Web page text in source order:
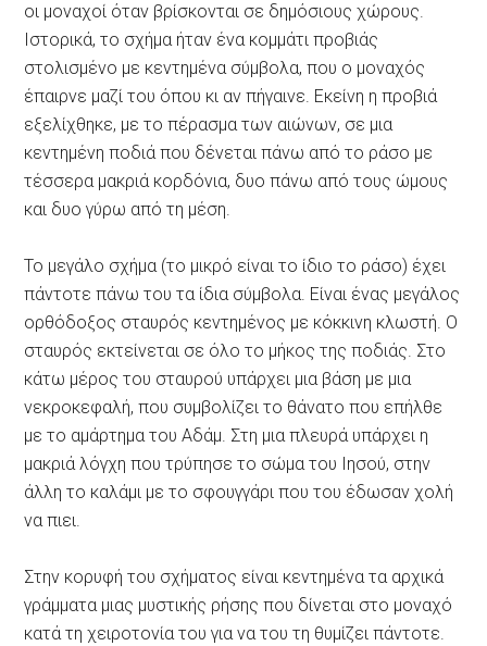
οι μοναχοί όταν βρίσκονται σε δημόσιους χώρους.
Ιστορικά, το σχήμα ήταν ένα κομμάτι προβιάς
στολισμένο με κεντημένα σύμβολα, που ο μοναχός
έπαιρνε μαζί του όπου κι αν πήγαινε. Εκείνη η προβιά
εξελίχθηκε, με το πέρασμα των αιώνων, σε μια
κεντημένη ποδιά που δένεται πάνω από το ράσο με
τέσσερα μακριά κορδόνια, δυο πάνω από τους ώμους
και δυο γύρω από τη μέση.
Το μεγάλο σχήμα (το μικρό είναι το ίδιο το ράσο) έχει
πάντοτε πάνω του τα ίδια σύμβολα. Είναι ένας μεγάλος
ορθόδοξος σταυρός κεντημένος με κόκκινη κλωστή. Ο
σταυρός εκτείνεται σε όλο το μήκος της ποδιάς. Στο
κάτω μέρος του σταυρού υπάρχει μια βάση με μια
νεκροκεφαλή, που συμβολίζει το θάνατο που επήλθε
με το αμάρτημα του Αδάμ. Στη μια πλευρά υπάρχει η
μακριά λόγχη που τρύπησε το σώμα του Ιησού, στην
άλλη το καλάμι με το σφουγγάρι που του έδωσαν χολή
να πιει.
Στην κορυφή του σχήματος είναι κεντημένα τα αρχικά
γράμματα μιας μυστικής ρήσης που δίνεται στο μοναχό
κατά τη χειροτονία του για να του τη θυμίζει πάντοτε.